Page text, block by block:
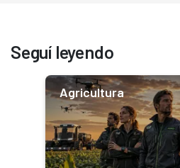
Seguí leyendo
Agricultura